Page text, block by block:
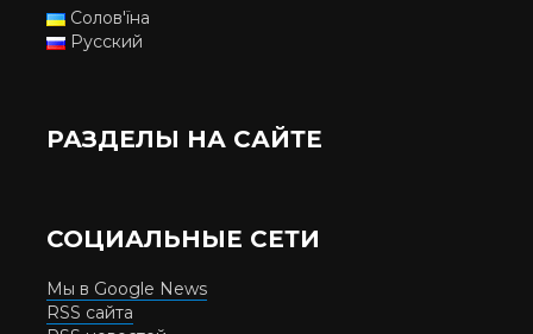
Солов'їна
Русский
РАЗДЕЛЫ НА САЙТЕ
СОЦИАЛЬНЫЕ СЕТИ
Мы в Google News
RSS сайта